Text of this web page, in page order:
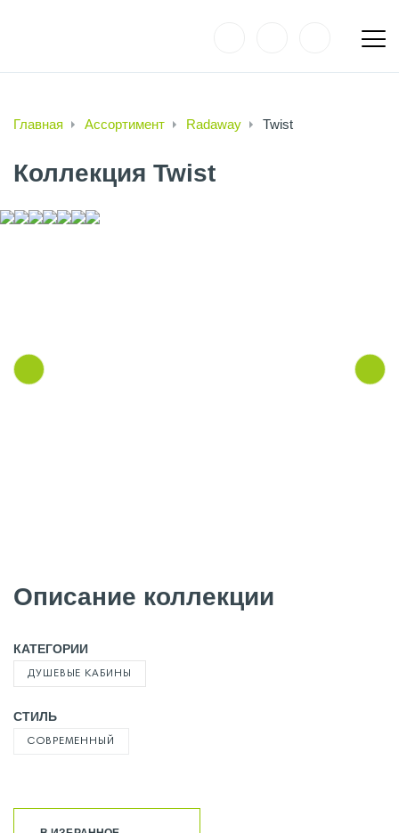
Главная Ассортимент Radaway Twist
Коллекция Twist
Описание коллекции
КАТЕГОРИИ
ДУШЕВЫЕ КАБИНЫ
СТИЛЬ
СОВРЕМЕННЫЙ